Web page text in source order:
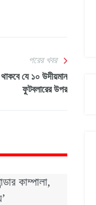
পরের খবর
যে ১০ উদীয়মান
ফুটবলারের উপর